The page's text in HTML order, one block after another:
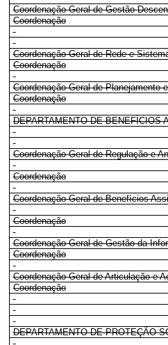
Coordenação-Geral de Gestão
Coordenação
Coordenação-Geral de Rede e
Coordenação
Coordenação-Geral de Planejamento
Coordenação
DEPARTAMENTO DE BENEFÍCIOS
Coordenação-Geral de Regulação e
Coordenação
Coordenação-Geral de Benefícios
Coordenação
Coordenação-Geral de Gestão da
Coordenação
Coordenação-Geral de Articulação e
Coordenação
DEPARTAMENTO DE PROTEÇÃO